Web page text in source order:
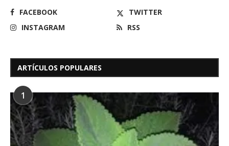
FACEBOOK
TWITTER
INSTAGRAM
RSS
ARTÍCULOS POPULARES
1